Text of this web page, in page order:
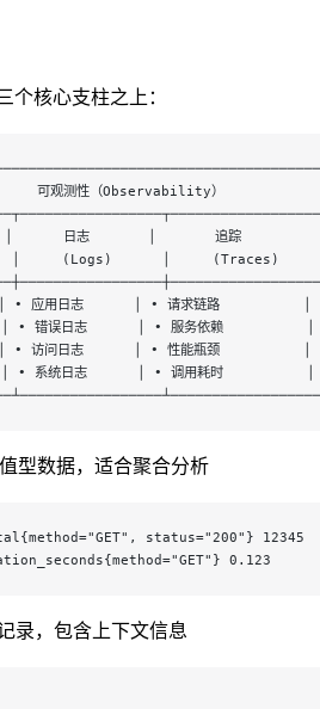
个核心支柱之上：
观测性（Observability）
│      日志       │       追踪
│     (Logs)      │     (Traces)
│ • 应用日志      │ • 请求链路          │
│ • 错误日志      │ • 服务依赖          │
• 访问日志      │ • 性能瓶颈          │
• 系统日志      │ • 调用耗时          │
型数据，适合聚合分析
status="200"} 12345
0.123
录，包含上下文信息